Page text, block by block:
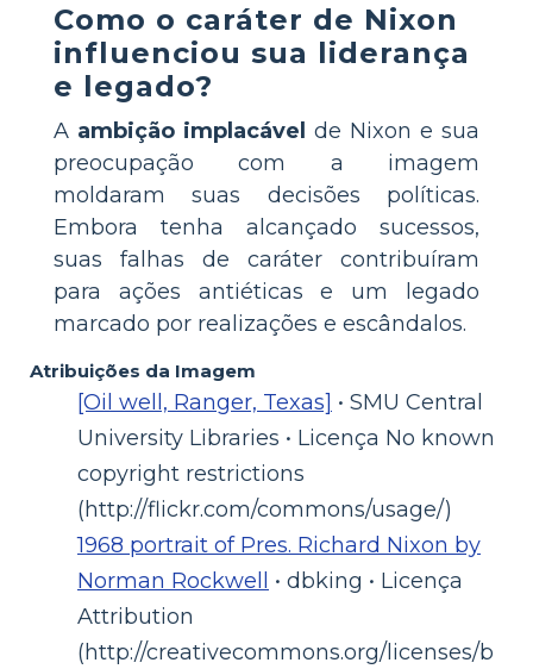
Como o caráter de Nixon
influenciou sua liderança
e legado?
A ambição implacável de Nixon e sua
preocupação com a imagem
moldaram suas decisões políticas.
Embora tenha alcançado sucessos,
suas falhas de caráter contribuíram
para ações antiéticas e um legado
marcado por realizações e escândalos.
Atribuições da Imagem
[Oil well, Ranger, Texas] • SMU Central
University Libraries • Licença No known
copyright restrictions
(http://flickr.com/commons/usage/)
1968 portrait of Pres. Richard Nixon by
Norman Rockwell
• dbking • Licença
Attribution
(http://creativecommons.org/licenses/b